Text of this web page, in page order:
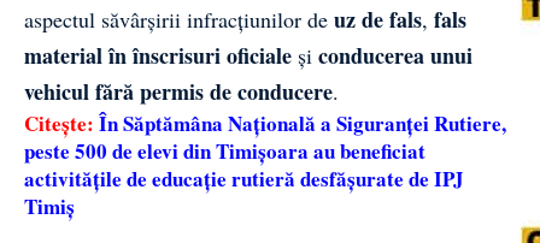
aspectul săvârșirii infracțiunilor de uz de fals, fals
material în înscrisuri oficiale și conducerea unui
vehicul fără permis de conducere.
Citește: În Săptămâna Națională a Siguranței Rutiere,
peste 500 de elevi din Timișoara au beneficiat
activitățile de educație rutieră desfășurate de IPJ
Timiș